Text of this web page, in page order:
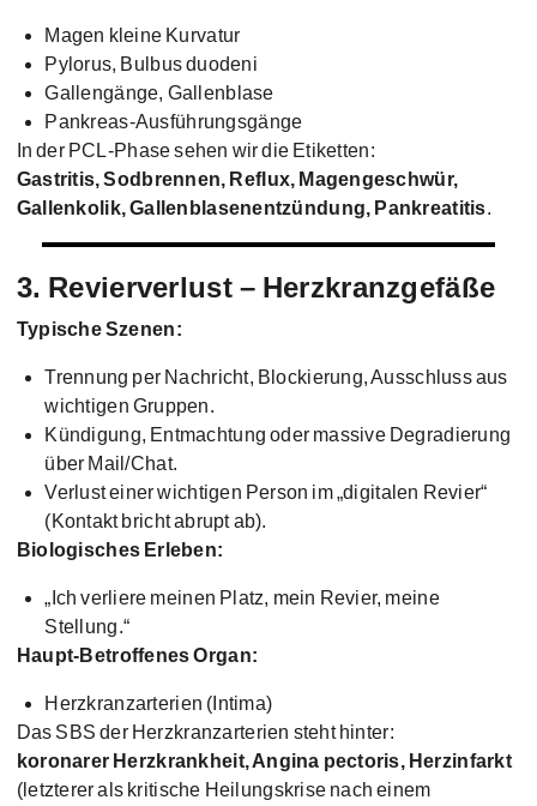
Magen kleine Kurvatur
Pylorus, Bulbus duodeni
Gallengänge, Gallenblase
Pankreas-Ausführungsgänge
In der PCL-Phase sehen wir die Etiketten:
Gastritis, Sodbrennen, Reflux, Magengeschwür,
Gallenkolik, Gallenblasenentzündung, Pankreatitis.
3. Revierverlust – Herzkranzgefäße
Typische Szenen:
Trennung per Nachricht, Blockierung, Ausschluss aus
wichtigen Gruppen.
Kündigung, Entmachtung oder massive Degradierung
über Mail/Chat.
Verlust einer wichtigen Person im „digitalen Revier“
(Kontakt bricht abrupt ab).
Biologisches Erleben:
„Ich verliere meinen Platz, mein Revier, meine
Stellung.“
Haupt-Betroffenes Organ:
Herzkranzarterien (Intima)
Das SBS der Herzkranzarterien steht hinter:
koronarer Herzkrankheit, Angina pectoris, Herzinfarkt
(letzterer als kritische Heilungskrise nach einem